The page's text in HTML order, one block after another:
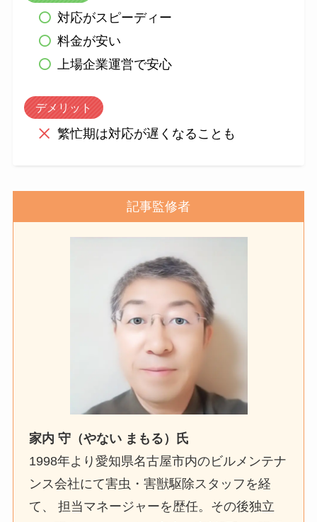
対応がスピーディー
料金が安い
上場企業運営で安心
デメリット
繁忙期は対応が遅くなることも
記事監修者
家内 守（やない まもる）氏
1998年より愛知県名古屋市内のビルメンテナ
ンス会社にて害虫・害獣駆除スタッフを経
て、 担当マネージャーを歴任。その後独立